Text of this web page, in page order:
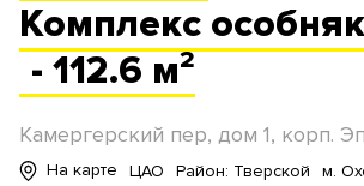
Комплекс
- 112.6 м²
Камергерский пер, дом 1, корп.
На карте ЦАО Район: Тверской
м.